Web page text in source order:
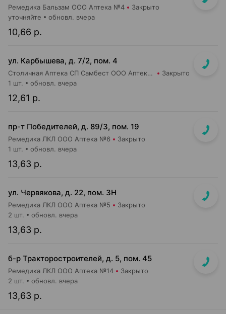
Ремедика Бальзам ООО Аптека №4 Закрыто
10,66 р.
уточняйте обновл. вчера
ул. Карбышева, д. 7/2, пом. 4
Столичная Аптека СП Самбест ООО Аптека №15 Закрыто
12,61 р.
1 шт. обновл. вчера
пр-т Победителей, д. 89/3, пом. 19
Ремедика ЛКЛ ООО Аптека №6 Закрыто
13,63 р.
1 шт. обновл. вчера
ул. Червякова, д. 22, пом. 3Н
Ремедика ЛКЛ ООО Аптека №5 Закрыто
13,63 р.
2 шт. обновл. вчера
б-р Тракторостроителей, д. 5, пом. 45
Ремедика ЛКЛ ООО Аптека №14 Закрыто
13,63 р.
2 шт. обновл. вчера